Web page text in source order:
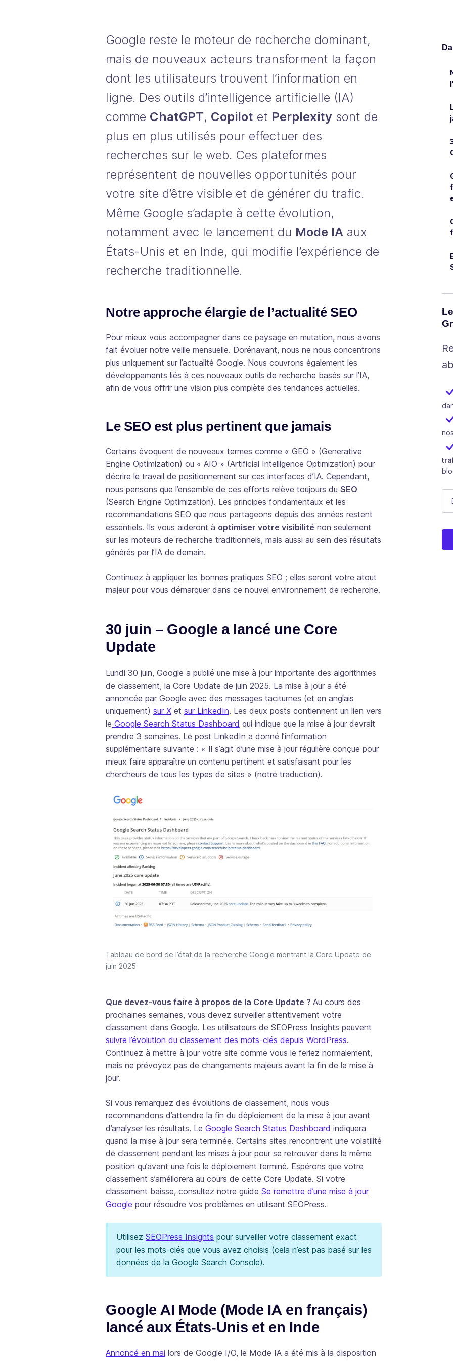
Google reste le moteur de recherche dominant,
mais de nouveaux acteurs transforment la façon
dont les utilisateurs trouvent l’information en
ligne. Des outils d’intelligence artificielle (IA)
comme ChatGPT, Copilot et Perplexity sont de
plus en plus utilisés pour effectuer des
recherches sur le web. Ces plateformes
représentent de nouvelles opportunités pour
votre site d’être visible et de générer du trafic.
Même Google s’adapte à cette évolution,
notamment avec le lancement du Mode IA aux
États-Unis et en Inde, qui modifie l’expérience de
recherche traditionnelle.
Notre approche élargie de l’actualité SEO
Pour mieux vous accompagner dans ce paysage en mutation, nous avons
fait évoluer notre veille mensuelle. Dorénavant, nous ne nous concentrons
plus uniquement sur l’actualité Google. Nous couvrons également les
développements liés à ces nouveaux outils de recherche basés sur l’IA,
afin de vous offrir une vision plus complète des tendances actuelles.
Le SEO est plus pertinent que jamais
Certains évoquent de nouveaux termes comme « GEO » (Generative
Engine Optimization) ou « AIO » (Artificial Intelligence Optimization) pour
décrire le travail de positionnement sur ces interfaces d’IA. Cependant,
nous pensons que l’ensemble de ces efforts relève toujours du SEO
(Search Engine Optimization). Les principes fondamentaux et les
recommandations SEO que nous partageons depuis des années restent
essentiels. Ils vous aideront à optimiser votre visibilité non seulement
sur les moteurs de recherche traditionnels, mais aussi au sein des résultats
générés par l’IA de demain.
Continuez à appliquer les bonnes pratiques SEO ; elles seront votre atout
majeur pour vous démarquer dans ce nouvel environnement de recherche.
30 juin – Google a lancé une Core
Update
Lundi 30 juin, Google a publié une mise à jour importante des algorithmes
de classement, la Core Update de juin 2025. La mise à jour a été
annoncée par Google avec des messages taciturnes (et en anglais
uniquement) sur X et sur LinkedIn. Les deux posts contiennent un lien vers
le Google Search Status Dashboard qui indique que la mise à jour devrait
prendre 3 semaines. Le post LinkedIn a donné l’information
supplémentaire suivante : « Il s’agit d’une mise à jour régulière conçue pour
mieux faire apparaître un contenu pertinent et satisfaisant pour les
chercheurs de tous les types de sites » (notre traduction).
Tableau de bord de l’état de la recherche Google montrant la Core Update de
juin 2025
Que devez-vous faire à propos de la Core Update ? Au cours des
prochaines semaines, vous devez surveiller attentivement votre
classement dans Google. Les utilisateurs de SEOPress Insights peuvent
suivre l’évolution du classement des mots-clés depuis WordPress.
Continuez à mettre à jour votre site comme vous le feriez normalement,
mais ne prévoyez pas de changements majeurs avant la fin de la mise à
jour.
Si vous remarquez des évolutions de classement, nous vous
recommandons d’attendre la fin du déploiement de la mise à jour avant
d’analyser les résultats. Le Google Search Status Dashboard indiquera
quand la mise à jour sera terminée. Certains sites rencontrent une volatilité
de classement pendant les mises à jour pour se retrouver dans la même
position qu’avant une fois le déploiement terminé. Espérons que votre
classement s’améliorera au cours de cette Core Update. Si votre
classement baisse, consultez notre guide Se remettre d’une mise à jour
Google pour résoudre vos problèmes en utilisant SEOPress.
Utilisez SEOPress Insights pour surveiller votre classement exact
pour les mots-clés que vous avez choisis (cela n’est pas basé sur les
données de la Google Search Console).
Google AI Mode (Mode IA en français)
lancé aux États-Unis et en Inde
Annoncé en mai lors de Google I/O, le Mode IA a été mis à la disposition